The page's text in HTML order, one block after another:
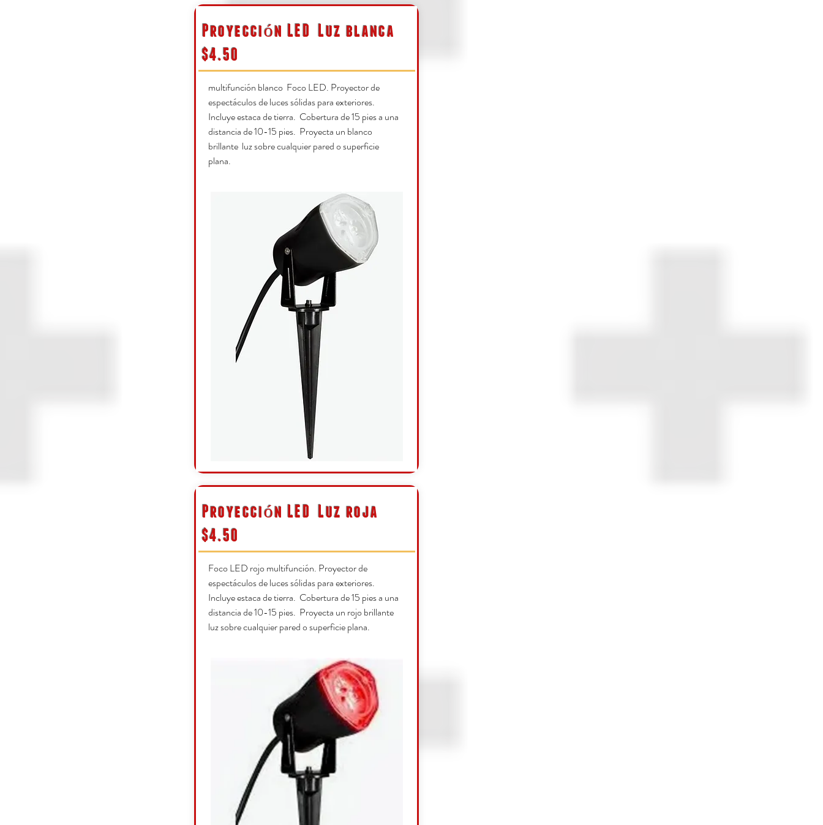
Proyección LED
Luz blanca
$4.50
multifunción blanco Foco LED. Proyector de
espectáculos de luces sólidas para exteriores.
Incluye estaca de tierra. Cobertura de 15 pies a una
distancia de 10-15 pies. Proyecta un blanco
brillante luz sobre cualquier pared o superficie
plana.
Proyección LED
Luz roja
$4.50
Foco LED rojo multifunción. Proyector de
espectáculos de luces sólidas para exteriores.
Incluye estaca de tierra. Cobertura de 15 pies a una
distancia de 10-15 pies. Proyecta un rojo brillante
luz sobre cualquier pared o superficie plana.